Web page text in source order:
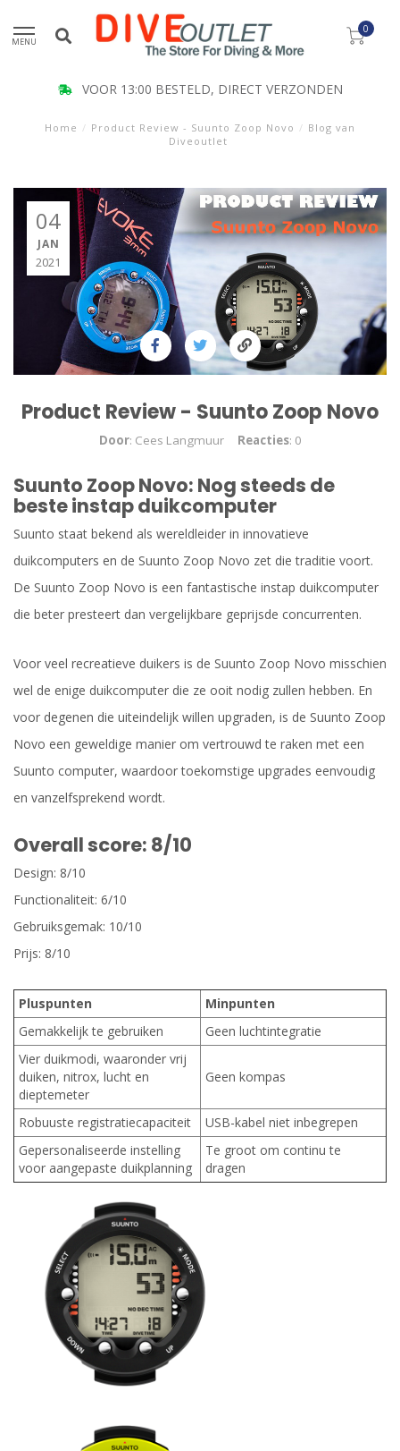
MENU
0
KLANT
Home / Product Review - Suunto Zoop Novo / Blog van
Diveoutlet
04
JAN
2021
Product Review - Suunto Zoop Novo
Door: Cees Langmuur Reacties: 0
Suunto Zoop Novo: Nog steeds de
beste instap duikcomputer
Suunto staat bekend als wereldleider in innovatieve
duikcomputers en de Suunto Zoop Novo zet die traditie voort.
De Suunto Zoop Novo is een fantastische instap duikcomputer
die beter presteert dan vergelijkbare geprijsde concurrenten.
Voor veel recreatieve duikers is de Suunto Zoop Novo misschien
wel de enige duikcomputer die ze ooit nodig zullen hebben. En
voor degenen die uiteindelijk willen upgraden, is de Suunto Zoop
Novo een geweldige manier om vertrouwd te raken met een
Suunto computer, waardoor toekomstige upgrades eenvoudig
en vanzelfsprekend wordt.
Overall score: 8/10
Design: 8/10
Functionaliteit: 6/10
Gebruiksgemak: 10/10
Prijs: 8/10
Pluspunten
Minpunten
Gemakkelijk te gebruiken
Geen luchtintegratie
Vier duikmodi, waaronder vrij
duiken, nitrox, lucht en
dieptemeter
Geen kompas
Robuuste registratiecapaciteit
USB-kabel niet inbegrepen
Gepersonaliseerde instelling
voor aangepaste duikplanning
Te groot om continu te
dragen